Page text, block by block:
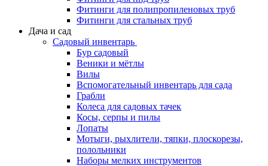
Фитинги для полипропиленовых труб
Фитинги для стальных труб
Дача и сад
Садовый инвентарь
Бур садовый
Веники и мётлы
Вилы
Вспомогательный инвентарь для сада
Грабли
Колеса для садовых тачек
Косы, серпы и пилы
Лопаты
Мотыги, рыхлители, тяпки, плоскорезы,
полольники
Наборы мелких инструментов